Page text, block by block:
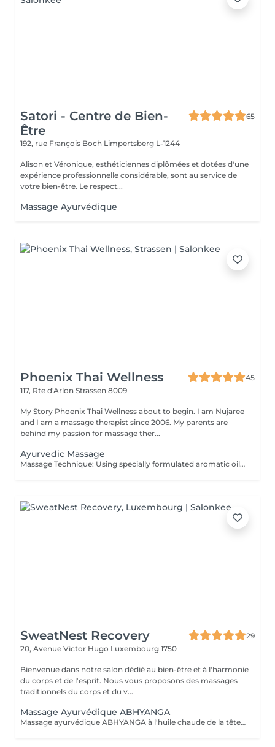
Satori - Centre de Bien-
Être
65
192, rue François Boch Limpertsberg L-1244
Alison et Véronique, esthéticiennes diplômées et dotées d'une
expérience professionnelle considérable, sont au service de
votre bien-être. Le respect...
Massage Ayurvédique
Phoenix Thai Wellness
45
117, Rte d'Arlon Strassen 8009
My Story Phoenix Thai Wellness about to begin. I am Nujaree
and I am a massage therapist since 2006. My parents are
behind my passion for massage ther...
Ayurvedic Massage
Massage Technique: Using specially formulated aromatic oils, movement long stroke and massage pressure Soft to Medium. Ayurvedic massage is a light, gentle full body massage without applying pressure, but with much sweeping and stroking, which is typically done with the help of nourishing botanical oils.
SweatNest Recovery
29
20, Avenue Victor Hugo Luxembourg 1750
Bienvenue dans notre salon dédié au bien-être et à l'harmonie
du corps et de l'esprit. Nous vous proposons des massages
traditionnels du corps et du v...
Massage Ayurvédique ABHYANGA
Massage ayurvédique ABHYANGA à l'huile chaude de la tête aux pieds C'est un massage enveloppant et relaxant aux huiles végétales chaudes et des huiles essentielles, soigneusement sélectionnées en fonction des bienfaits recherchés et pour équilibrer votre Dosha (Vata, Kapha ou Pitta). De manière générale, ce massage permet de détoxifier, revitaliser et de lutter contre le stress et le vieillissement. Lors de la séance la praticienne utilise différentes huiles précieuses auyurvediques Des huiles ayurvédique capillaires Huile Keranya Potion capillaire puissante à base de graines du Cumin Noir pour les forces des cheveux Huile Ambhring Revitaliseur aux herbes Amla et Bhringraj (pour les cheveux mous, sans vie, matures et grisonnants) Huile Nectar Rukshadi pour les cheveux secs et au cuir chevelu squameux Elixir capillaire Saromyas avec l'extrait de Lotus sacré pour les cheveux terne, sans éclat et rêches Les huiles ayurvédiques précieuses pour le visage Huile Bharanyu revitalisante au curcuma, de la racine apaisante de Manjistha, de fruit Amla et de la cannelle. Huile Saine Paraania purifiante et éclaircissante de l'arbre quinquina d'Inde avec les huiles essentielles de Gardénia, de Jasmin et de Néroli. Ces huiles sont reparties en grande quantité sur l'ensemble du corps. Du cuir chevelu aux orteils, chaque zone du corps est massée pour le libérer de toutes ses tensions. Selon l'esprit d'Abyhanga, les énergies négatives glissent sur le corps bien huilé et ne peuvent pas s'accrocher.